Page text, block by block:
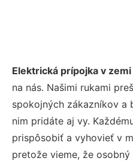
Elektrická prípojka v
na nás. Našimi rukami
spokojných zákazníkov a
nim pridáte aj vy.
prispôsobiť a vyhovieť v
pretože vieme, že